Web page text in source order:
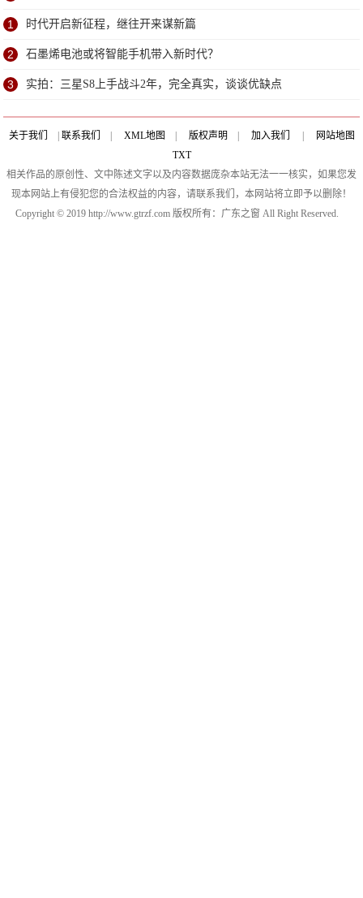
1 时代开启新征程，继往开来谋新篇
2 石墨烯电池或将智能手机带入新时代？
3 实拍：三星S8上手战斗2年，完全真实，谈谈优缺点
关于我们 联系我们 XML地图 版权声明 加入我们
网站地图
TXT
相关作品的原创性、文中陈述文字以及内容数据庞杂本站无法一一核实，如果您发
现本网站上有侵犯您的合法权益的内容，请联系我们，本网站将立即予以删除！
Copyright © 2019 http://www.gtrzf.com 版权所有：广东之窗 All Right Reserved.